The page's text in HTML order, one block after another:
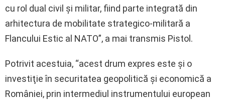
cu rol dual civil şi militar, fiind parte integrată din
arhitectura de mobilitate strategico-militară a
Flancului Estic al NATO”, a mai transmis Pistol.
Potrivit acestuia, “acest drum expres este şi o
investiţie în securitatea geopolitică şi economică a
României, prin intermediul instrumentului european